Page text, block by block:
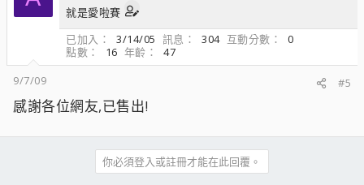
就是愛啦賽
已加入
3/14/05 訊息 304 互動分數
0
點數
16 年齡
47
9/7/09
#5
感謝各位網友,已售出!
你必須登入或註冊才能在此回覆。